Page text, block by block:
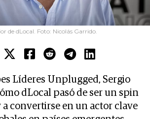
de dLocal. Foto: Nicolás Garrido.
Líderes Unplugged, Sergio
dLocal pasó de ser un spin
a convertirse en un actor clave